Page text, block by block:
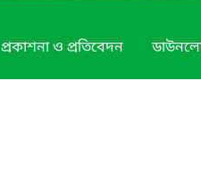
প্রকাশনা ও প্রতিবেদন